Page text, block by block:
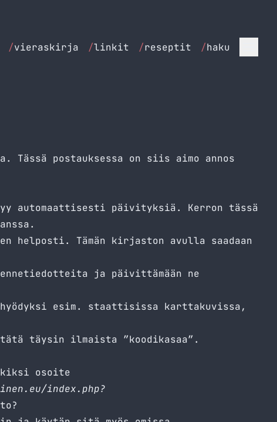
/vieraskirja /linkit /reseptit /haku
postauksessa on siis aimo annos
automaattisesti päivityksiä. Kerron tässä
helposti. Tämän kirjaston avulla saadaan
ja päivittämään ne
esim. staattisissa karttakuvissa,
täysin ilmaista ”koodikasaa”.
osoite
index.php?